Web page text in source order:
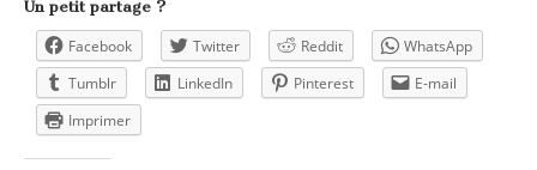
Un petit partage ?
Facebook Twitter Reddit
WhatsApp
Tumblr
LinkedIn Pinterest
E-mail
Imprimer